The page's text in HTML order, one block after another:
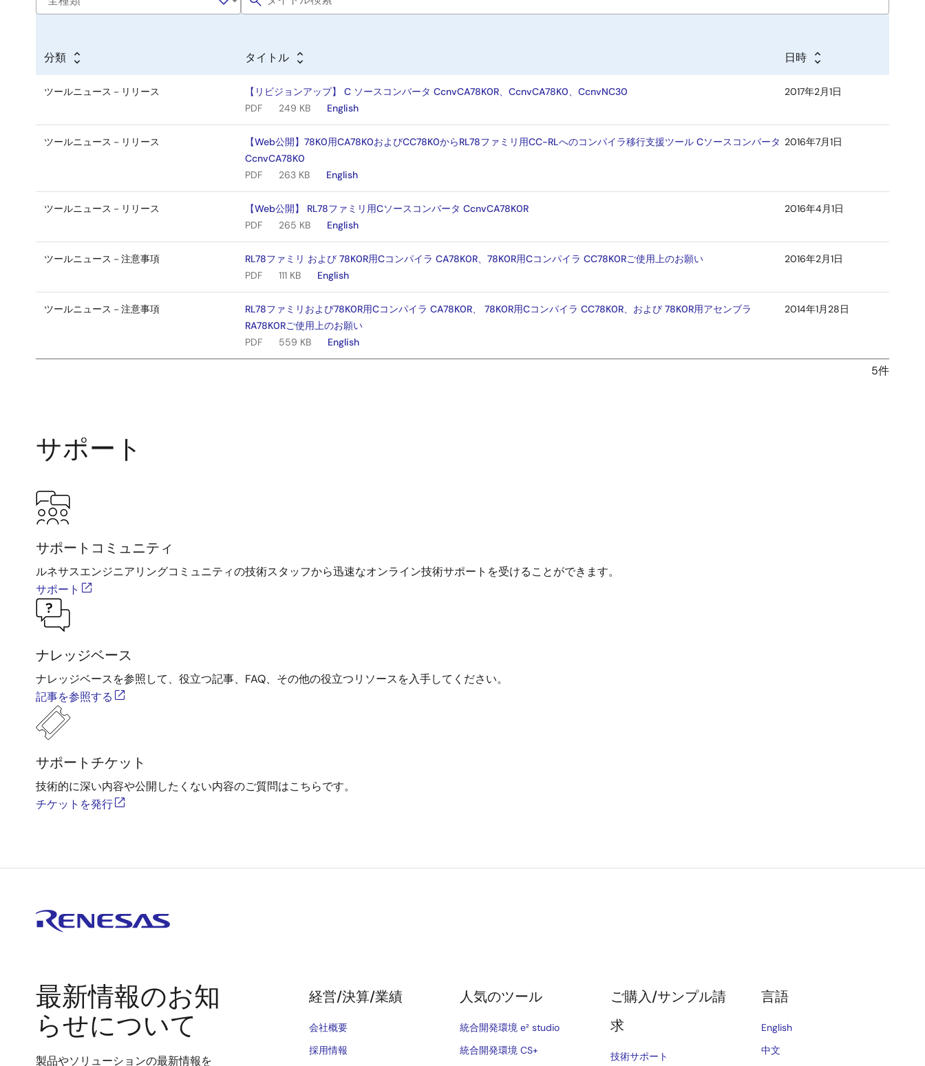
分類 タイトル 日時
ツールニュース－リリース
【リビジョンアップ】 C ソースコンバータ CcnvCA78K0R、CcnvCA78K0、CcnvNC30
PDF
249 KB English
2017年2月1日
ツールニュース－リリース
【Web公開】78K0用CA78K0およびCC78K0からRL78ファミリ用CC-RLへのコンパイラ移行支援ツール Cソースコンバータ
CcnvCA78K0
PDF
263 KB English
2016年7月1日
ツールニュース－リリース
【Web公開】 RL78ファミリ用Cソースコンバータ CcnvCA78K0R
PDF
265 KB English
2016年4月1日
ツールニュース－注意事項
RL78ファミリ および 78K0R用Cコンパイラ CA78K0R、78K0R用Cコンパイラ CC78K0Rご使用上のお願い
PDF
111 KB English
2016年2月1日
ツールニュース－注意事項
RL78ファミリおよび78K0R用Cコンパイラ CA78K0R、 78K0R用Cコンパイラ CC78K0R、および 78K0R用アセンブラ
RA78K0Rご使用上のお願い
PDF
559 KB English
2014年1月28日
5件
サポート
サポートコミュニティ
ルネサスエンジニアリングコミュニティの技術スタッフから迅速なオンライン技術サポートを受けることができます。
サポート
ナレッジベース
ナレッジベースを参照して、役立つ記事、FAQ、その他の役立つリソースを入手してください。
記事を参照する
サポートチケット
技術的に深い内容や公開したくない内容のご質問はこちらです。
チケットを発行
最新情報のお知
らせについて
製品やソリューションの最新情報を
経営/決算/業績
会社概要
採用情報
人気のツール
統合開発環境 e² studio
統合開発環境 CS+
ご購入/サンプル請
求
技術サポート
言語
English
中文